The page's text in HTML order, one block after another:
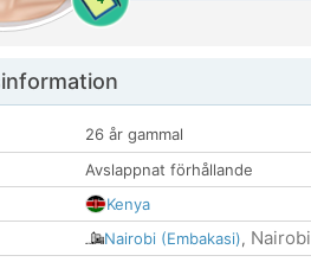
26 år gammal
Avslappnat förhållande
Kenya
Nairobi (Embakasi), Nairobi